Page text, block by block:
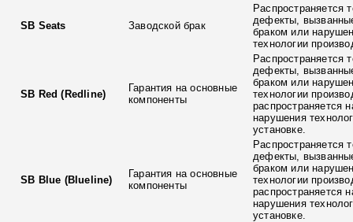
SB Seats Заводской брак
Распространяется
дефекты,
браком или
технологии
SB Red (Redline)
Гарантия на основные
компоненты
Распространяется
дефекты,
браком или
технологии
распространяется
нарушения
установке.
SB Blue (Blueline)
Гарантия на основные
компоненты
Распространяется
дефекты,
браком или
технологии
распространяется
нарушения
установке.